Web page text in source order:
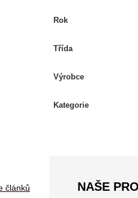
Rok
Třída
Výrobce
Kategorie
článků NAŠE